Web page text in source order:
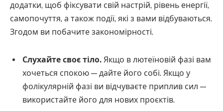
додатки, щоб фіксувати свій настрій, рівень енергії,
самопочуття, а також події, які з вами відбуваються.
Згодом ви побачите закономірності.
Слухайте своє тіло. Якщо в лютеїновій фазі вам
хочеться спокою — дайте його собі. Якщо у
фолікулярній фазі ви відчуваєте приплив сил —
використайте його для нових проєктів.